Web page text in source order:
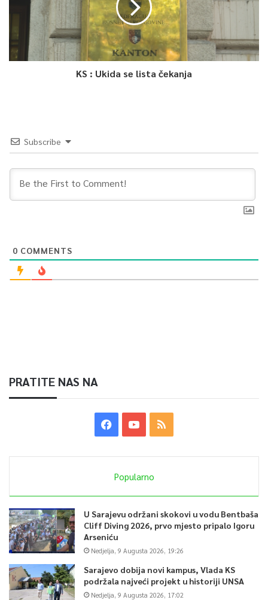
KS : Ukida se lista čekanja
Subscribe
0 COMMENTS
PRATITE NAS NA
Popularno
U Sarajevu održani skokovi u vodu Bentbaša
Cliff Diving 2026, prvo mjesto pripalo Igoru
Arseniću
Nedjelja, 9 Augusta 2026, 19:26
Sarajevo dobija novi kampus, Vlada KS
podržala najveći projekt u historiji UNSA
Nedjelja, 9 Augusta 2026, 17:02